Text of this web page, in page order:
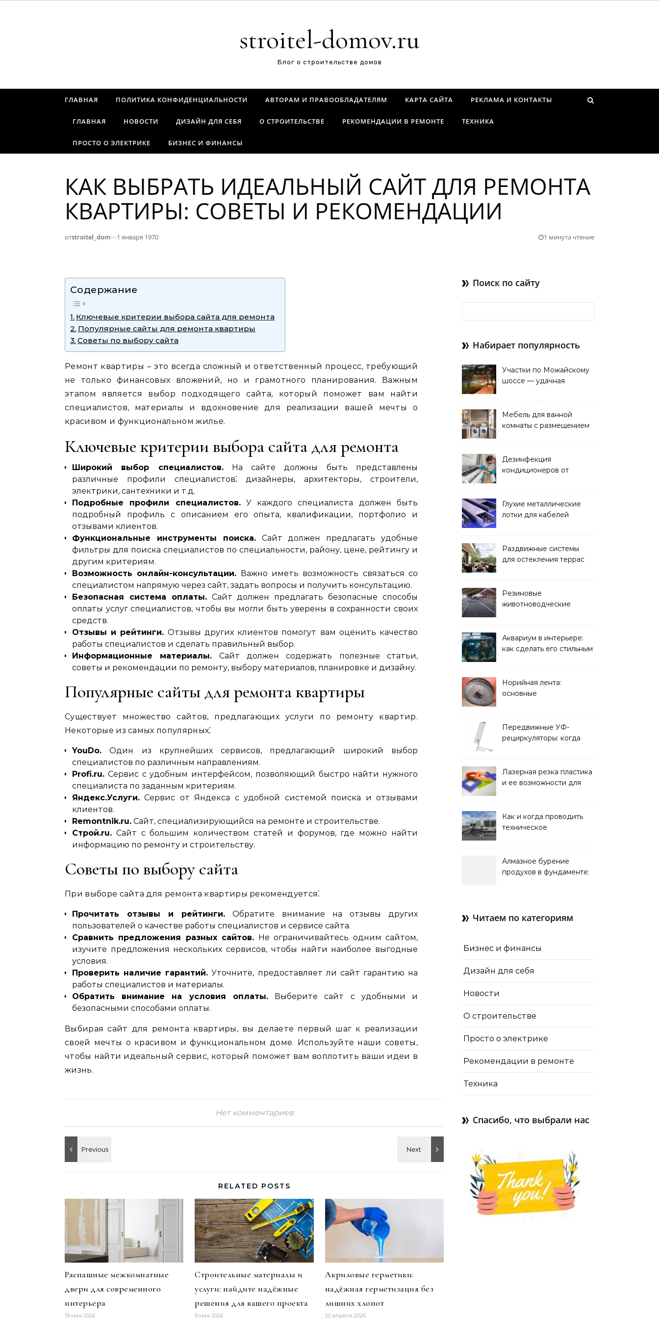
stroitel-domov.ru
Блог о строительстве домов
ГЛАВНАЯ ПОЛИТИКА КОНФИДЕНЦИАЛЬНОСТИ АВТОРАМ И ПРАВООБЛАДАТЕЛЯМ КАРТА САЙТА РЕКЛАМА И КОНТАКТЫ
ГЛАВНАЯ НОВОСТИ ДИЗАЙН ДЛЯ СЕБЯ О СТРОИТЕЛЬСТВЕ РЕКОМЕНДАЦИИ В РЕМОНТЕ ТЕХНИКА
ПРОСТО О ЭЛЕКТРИКЕ БИЗНЕС И ФИНАНСЫ
КАК ВЫБРАТЬ ИДЕАЛЬНЫЙ САЙТ ДЛЯ РЕМОНТА
КВАРТИРЫ: СОВЕТЫ И РЕКОМЕНДАЦИИ
отstroitel_dom—1 января 1970 1 минута чтение
Содержание
Ключевые критерии выбора сайта для ремонта
Популярные сайты для ремонта квартиры
Советы по выбору сайта
Ремонт квартиры – это всегда сложный и ответственный процесс‚ требующий
не только финансовых вложений‚ но и грамотного планирования. Важным
этапом является выбор подходящего сайта‚ который поможет вам найти
специалистов‚ материалы и вдохновение для реализации вашей мечты о
красивом и функциональном жилье.
Ключевые критерии выбора сайта для ремонта
Широкий выбор специалистов.На сайте должны быть представлены
различные профили специалистов⁚ дизайнеры‚ архитекторы‚ строители‚
электрики‚ сантехники и т.д.
Подробные профили специалистов.У каждого специалиста должен быть
подробный профиль с описанием его опыта‚ квалификации‚ портфолио и
отзывами клиентов.
Функциональные инструменты поиска.Сайт должен предлагать удобные
фильтры для поиска специалистов по специальности‚ району‚ цене‚ рейтингу и
другим критериям.
Возможность онлайн-консультации. Важно иметь возможность связаться со
специалистом напрямую через сайт‚ задать вопросы и получить консультацию.
Безопасная система оплаты.Сайт должен предлагать безопасные способы
оплаты услуг специалистов‚ чтобы вы могли быть уверены в сохранности своих
средств.
Отзывы и рейтинги. Отзывы других клиентов помогут вам оценить качество
работы специалистов и сделать правильный выбор.
Информационные материалы. Сайт должен содержать полезные статьи‚
советы и рекомендации по ремонту‚ выбору материалов‚ планировке и дизайну.
Популярные сайты для ремонта квартиры
Существует множество сайтов‚ предлагающих услуги по ремонту квартир.
Некоторые из самых популярных⁚
YouDo. Один из крупнейших сервисов‚ предлагающий широкий выбор
специалистов по различным направлениям.
Profi.ru. Сервис с удобным интерфейсом‚ позволяющий быстро найти нужного
специалиста по заданным критериям.
Яндекс.Услуги. Сервис от Яндекса с удобной системой поиска и отзывами
клиентов.
Remontnik.ru. Сайт‚ специализирующийся на ремонте и строительстве.
Строй.ru. Сайт с большим количеством статей и форумов‚ где можно найти
информацию по ремонту и строительству.
Советы по выбору сайта
При выборе сайта для ремонта квартиры рекомендуется⁚
Прочитать отзывы и рейтинги. Обратите внимание на отзывы других
пользователей о качестве работы специалистов и сервисе сайта.
Сравнить предложения разных сайтов. Не ограничивайтесь одним сайтом‚
изучите предложения нескольких сервисов‚ чтобы найти наиболее выгодные
условия.
Проверить наличие гарантий. Уточните‚ предоставляет ли сайт гарантию на
работы специалистов и материалы.
Обратить внимание на условия оплаты.Выберите сайт с удобными и
безопасными способами оплаты.
Выбирая сайт для ремонта квартиры‚ вы делаете первый шаг к реализации
своей мечты о красивом и функциональном доме. Используйте наши советы‚
чтобы найти идеальный сервис‚ который поможет вам воплотить ваши идеи в
жизнь.
Нет комментариев
RELATED POSTS
Распашные межкомнатные
двери для современного
интерьера
19 мая 2026
Строительные материалы и
услуги: найдите надёжные
решения для вашего проекта
9 мая 2026
Акриловые герметики:
надёжная герметизация без
лишних хлопот
20 апреля 2026
Поиск по сайту
Набирает популярность
Участки по Можайскому
шоссе — удачная
Мебель для ванной
комнаты с размещением
Дезинфекция
кондиционеров от
Глухие металлические
лотки для кабелей
Раздвижные системы
для остекления террас
Резиновые
животноводческие
решать
Аквариум в интерьере:
как сделать его стильным
Норийная лента:
основные
и советы по выбору
Передвижные УФ-
рециркуляторы: когда
Лазерная резка пластика
и ее возможности для
Как и когда проводить
техническое
Алмазное бурение
продухов в фундаменте:
Читаем по категориям
Бизнес и финансы
Дизайн для себя
Новости
О строительстве
Просто о электрике
Рекомендации в ремонте
Техника
Спасибо, что выбрали нас